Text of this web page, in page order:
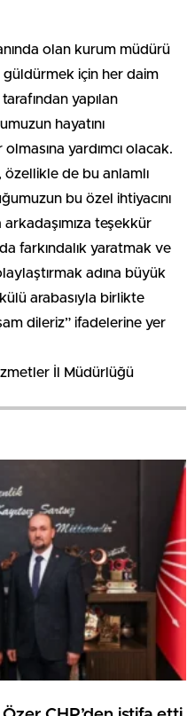
olan kurum müdürü
güldürmek için her daim
yapılan
hayatını
yardımcı olacak.
de bu anlamlı
bu özel ihtiyacını
arkadaşımıza teşekkür
farkındalık yaratmak ve
adına büyük
arabasıyla birlikte
dileriz” ifadelerine yer
İl Müdürlüğü